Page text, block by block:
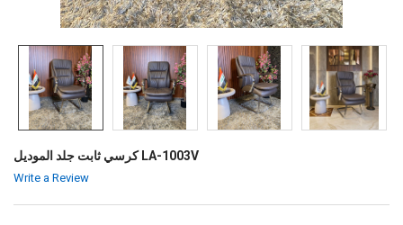
كرسي ثابت جلد الموديل LA-1003V
Write a Review